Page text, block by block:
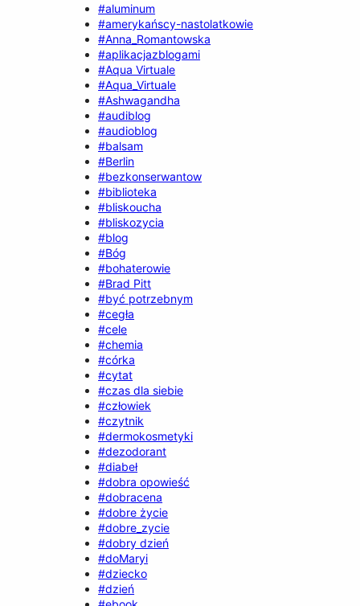
#aluminum
#amerykańscy-nastolatkowie
#Anna_Romantowska
#aplikacjazblogami
#Aqua Virtuale
#Aqua_Virtuale
#Ashwagandha
#audiblog
#audioblog
#balsam
#Berlin
#bezkonserwantow
#biblioteka
#bliskoucha
#bliskozycia
#blog
#Bóg
#bohaterowie
#Brad Pitt
#być potrzebnym
#cegła
#cele
#chemia
#córka
#cytat
#czas dla siebie
#człowiek
#czytnik
#dermokosmetyki
#dezodorant
#diabeł
#dobra opowieść
#dobracena
#dobre życie
#dobre_zycie
#dobry dzień
#doMaryi
#dziecko
#dzień